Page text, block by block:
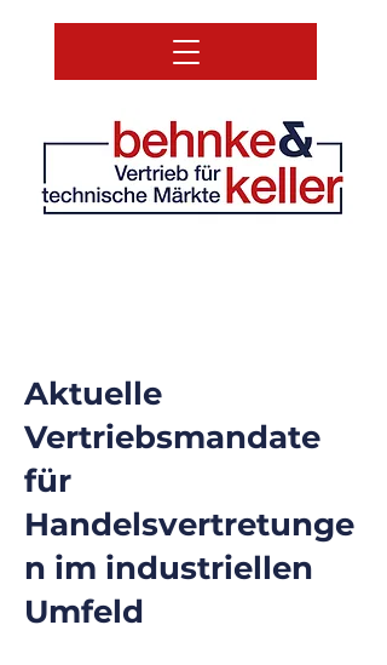
Aktuelle
Vertriebsmandate
für
Handelsvertretunge
n im industriellen
Umfeld